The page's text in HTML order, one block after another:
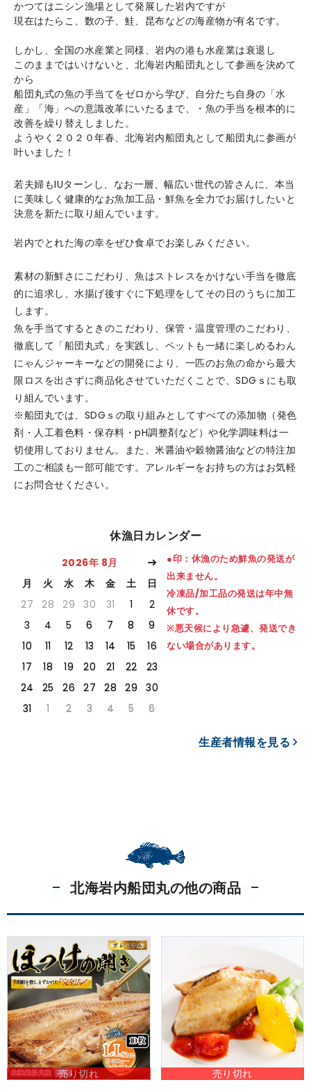
かつてはニシン漁場として発展した岩内ですが
現在はたらこ、数の子、鮭、昆布などの海産物が有名です。
しかし、全国の水産業と同様、岩内の港も水産業は衰退し
このままではいけないと、北海岩内船団丸として参画を決めて
から
船団丸式の魚の手当てをゼロから学び、自分たち自身の「水
産」「海」への意識改革にいたるまで、・魚の手当を根本的に
改善を繰り替えしました。
ようやく２０２０年春、北海岩内船団丸として船団丸に参画が
叶いました！
若夫婦もIUターンし、なお一層、幅広い世代の皆さんに、本当
に美味しく健康的なお魚加工品・鮮魚を全力でお届けしたいと
決意を新たに取り組んでいます。
岩内でとれた海の幸をぜひ食卓でお楽しみください。
素材の新鮮さにこだわり、魚はストレスをかけない手当を徹底
的に追求し、水揚げ後すぐに下処理をしてその日のうちに加工
します。
魚を手当てするときのこだわり、保管・温度管理のこだわり、
徹底して「船団丸式」を実践し、ペットも一緒に楽しめるわん
にゃんジャーキーなどの開発により、一匹のお魚の命から最大
限ロスを出さずに商品化させていただくことで、SDGｓにも取
り組んでいます。
※船団丸では、SDGｓの取り組みとしてすべての添加物（発色
剤・人工着色料・保存料・pH調整剤など）や化学調味料は一
切使用しておりません。また、米醤油や穀物醤油などの特注加
工のご相談も一部可能です。アレルギーをお持ちの方はお気軽
にお問合せください。
休漁日カレンダー
2026年 8月
月
火 水 木 金 土
日
27
28 29 30 31 1
2
3
4 5 6 7 8
9
10
11 12 13 14 15
16
17
18 19 20 21 22
23
24
25 26 27 28 29
30
31
1 2 3 4 5 6
●印：休漁のため鮮魚の発送が
出来ません。
冷凍品/加工品の発送は年中無
休です。
※悪天候により急遽、発送でき
ない場合があります。
生産者情報を見る
北海岩内船団丸の他の商品
売り切れ
売り切れ